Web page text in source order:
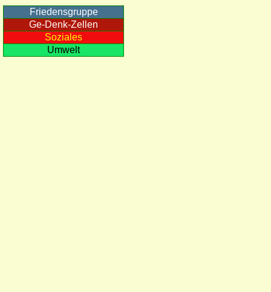
Friedensgruppe
Ge-Denk-Zellen
Soziales
Umwelt